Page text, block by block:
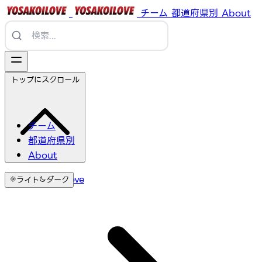
チーム 都道府県別 About
チーム
都道府県別
About
ライト ダーク
トップにスクロール
YosakoiLove